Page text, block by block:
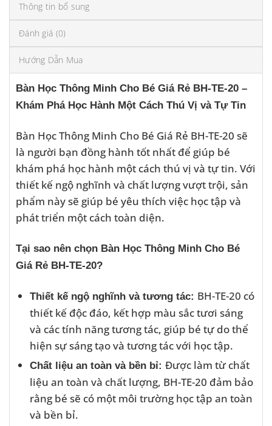
Thông tin bổ sung
Đánh giá (0)
Hướng Dẫn Mua
Bàn Học Thông Minh Cho Bé Giá Rẻ BH-TE-20 –
Khám Phá Học Hành Một Cách Thú Vị và Tự Tin
Bàn Học Thông Minh Cho Bé Giá Rẻ BH-TE-20 sẽ
là người bạn đồng hành tốt nhất để giúp bé
khám phá học hành một cách thú vị và tự tin. Với
thiết kế ngộ nghĩnh và chất lượng vượt trội, sản
phẩm này sẽ giúp bé yêu thích việc học tập và
phát triển một cách toàn diện.
Tại sao nên chọn Bàn Học Thông Minh Cho Bé
Giá Rẻ BH-TE-20?
Thiết kế ngộ nghĩnh và tương tác: BH-TE-20 có
thiết kế độc đáo, kết hợp màu sắc tươi sáng
và các tính năng tương tác, giúp bé tự do thể
hiện sự sáng tạo và tương tác với học tập.
Chất liệu an toàn và bền bỉ: Được làm từ chất
liệu an toàn và chất lượng, BH-TE-20 đảm bảo
rằng bé sẽ có một môi trường học tập an toàn
và bền bỉ.